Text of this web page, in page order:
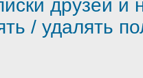
друзей и
/ удалять